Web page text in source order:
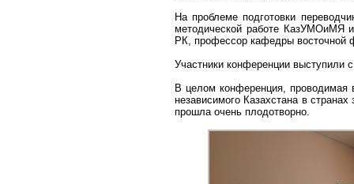
На проблеме подготовки
методической работе КазУМОиМЯ
РК, профессор кафедры восточной
Участники конференции выступили
В целом конференция, проводимая
независимого Казахстана в
прошла очень плодотворно.